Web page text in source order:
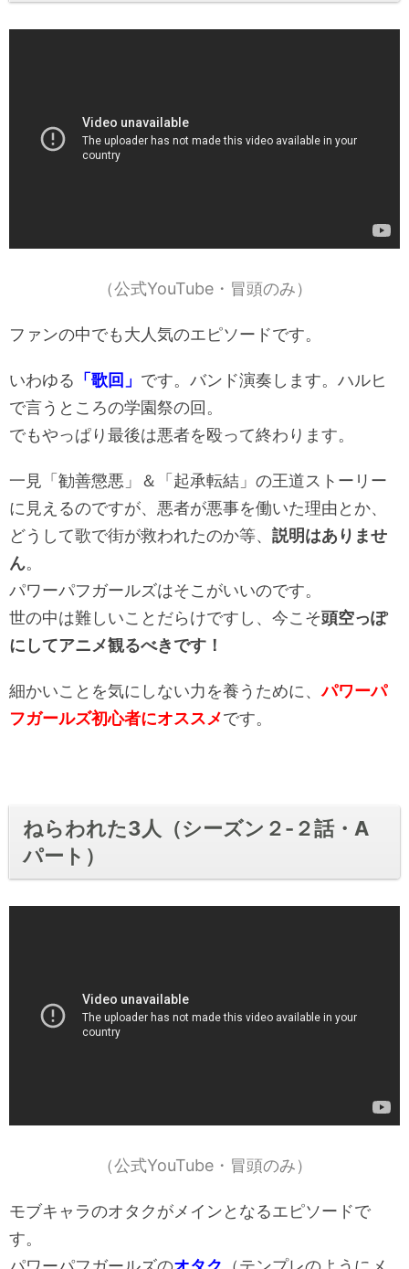
（公式YouTube・冒頭のみ）
ファンの中でも大人気のエピソードです。
いわゆる 「歌回」 です。バンド演奏します。ハルヒ
で言うところの学園祭の回。
でもやっぱり最後は悪者を殴って終わります。
一見「勧善懲悪」＆「起承転結」の王道ストーリー
に見えるのですが、悪者が悪事を働いた理由とか、
どうして歌で街が救われたのか等、 説明はありませ
ん。
パワーパフガールズはそこがいいのです。
世の中は難しいことだらけですし、今こそ頭空っぽ
にしてアニメ観るべきです！
細かいことを気にしない力を養うために、パワーパ
フガールズ初心者にオススメです。
ねらわれた3人（シーズン２-２話・A
パート）
（公式YouTube・冒頭のみ）
モブキャラのオタクがメインとなるエピソードで
す。